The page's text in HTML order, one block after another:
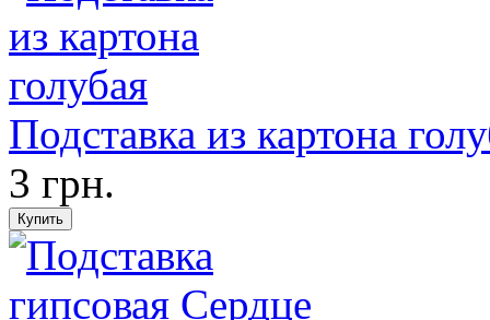
Подставка из картона
3 грн.